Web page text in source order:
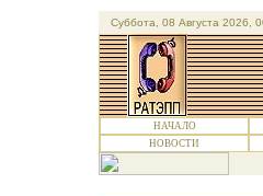
Суббота, 08 Августа 2026,
НАЧАЛО
НОВОСТИ